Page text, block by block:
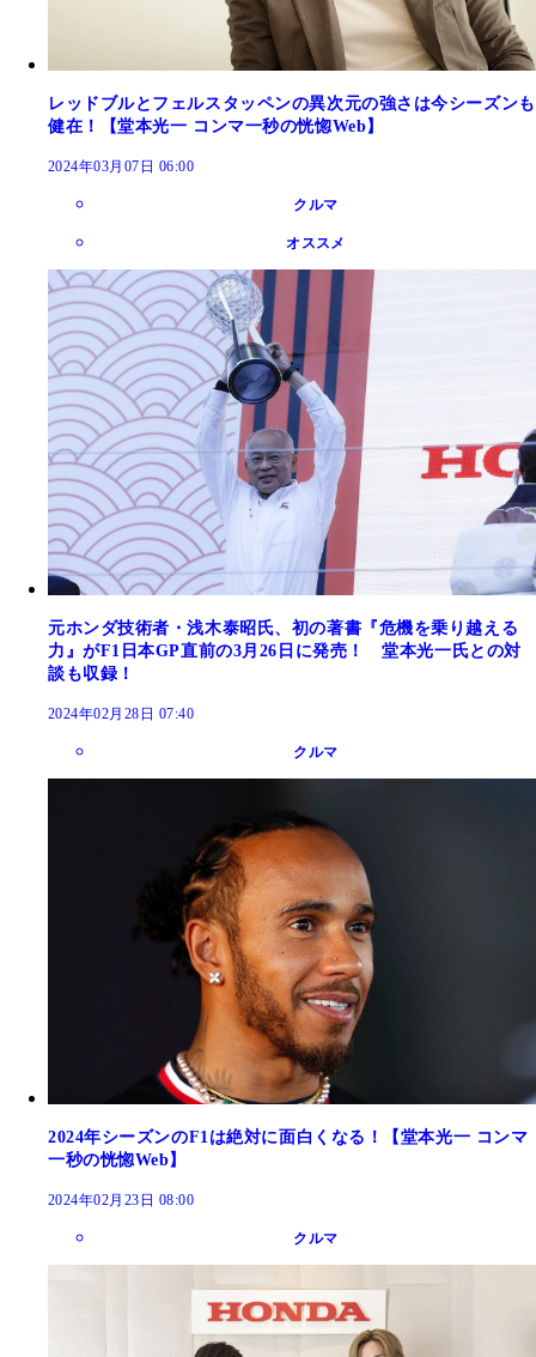
レッドブルとフェルスタッペンの異次元の強さは今シーズンも
健在！【堂本光一 コンマ一秒の恍惚Web】
2024年03月07日 06:00
クルマ
オススメ
元ホンダ技術者・浅木泰昭氏、初の著書『危機を乗り越える
力』がF1日本GP直前の3月26日に発売！ 堂本光一氏との対
談も収録！
2024年02月28日 07:40
クルマ
2024年シーズンのF1は絶対に面白くなる！【堂本光一 コンマ
一秒の恍惚Web】
2024年02月23日 08:00
クルマ